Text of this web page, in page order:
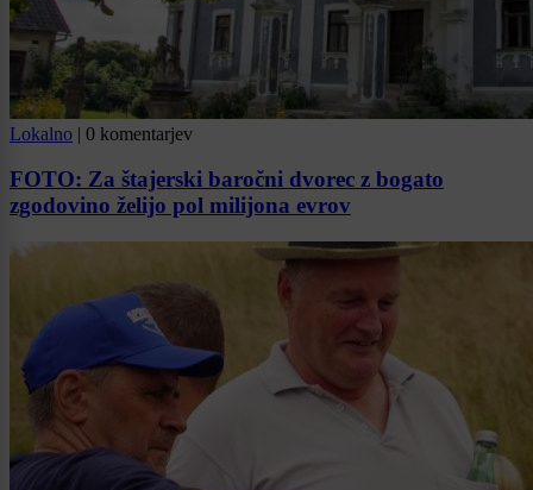
Lokalno | 0 komentarjev
FOTO: Za štajerski baročni dvorec z bogato
zgodovino želijo pol milijona evrov